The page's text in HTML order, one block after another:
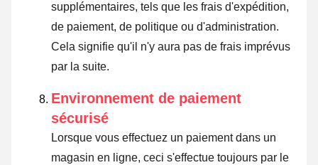
supplémentaires, tels que les frais d'expédition,
de paiement, de politique ou d'administration.
Cela signifie qu'il n'y aura pas de frais imprévus
par la suite.
Environnement de paiement
sécurisé
Lorsque vous effectuez un paiement dans un
magasin en ligne, ceci s'effectue toujours par le